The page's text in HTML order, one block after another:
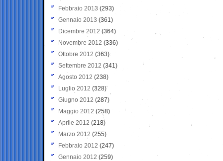
Febbraio 2013 (293)
Gennaio 2013 (361)
Dicembre 2012 (364)
Novembre 2012 (336)
Ottobre 2012 (363)
Settembre 2012 (341)
Agosto 2012 (238)
Luglio 2012 (328)
Giugno 2012 (287)
Maggio 2012 (258)
Aprile 2012 (218)
Marzo 2012 (255)
Febbraio 2012 (247)
Gennaio 2012 (259)